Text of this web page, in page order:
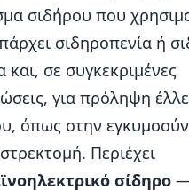
σιδήρου που
σιδηροπενία ή
και, σε συγκεκριμένες
για πρόληψη
όπως στην
Περιέχει
σίδηρο